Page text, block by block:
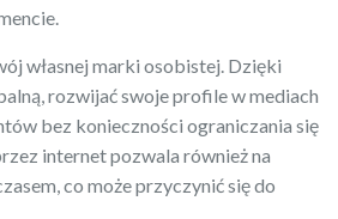
własnej marki osobistej. Dzięki
rozwijać swoje profile w mediach
bez konieczności ograniczania się
internet pozwala również na
co może przyczynić się do